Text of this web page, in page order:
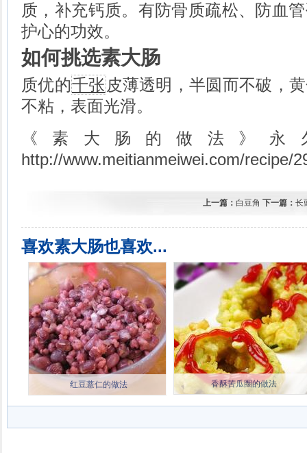
质，补充钙质。有防骨质疏松、防血
护心的功效。
如何挑选素大肠
质优的千张皮薄透明，半圆而不破，
不粘，表面光滑。
《素大肠的做法》永
http://www.meitianmeiwei.com/recipe/
上一篇： 白豆角 下一篇： 长
喜欢素大肠也喜欢...
红豆薏仁的做法 香酥苦瓜圈的做法